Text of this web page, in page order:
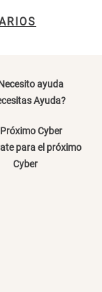
Ayuda?
para el próximo
Cyber